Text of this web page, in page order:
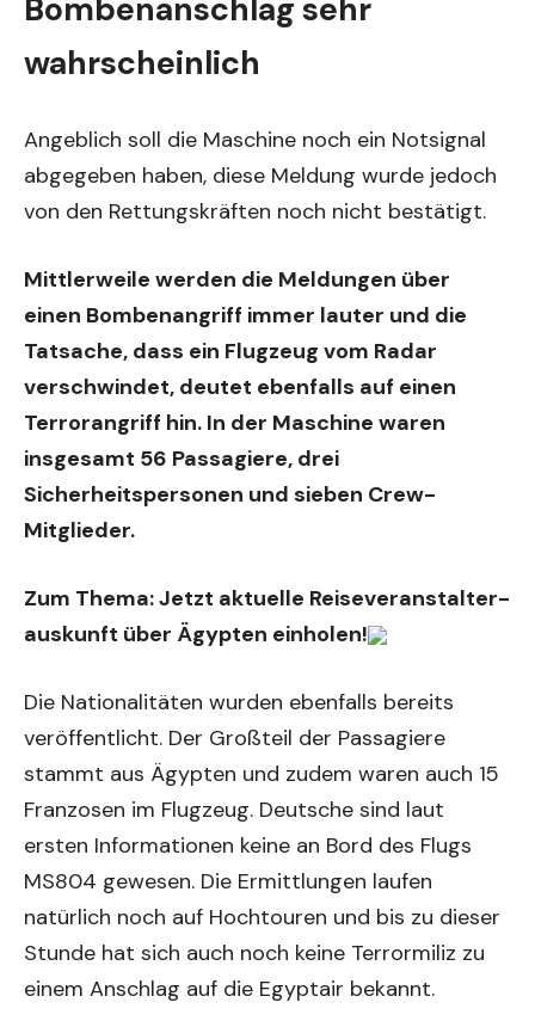
Bombenanschlag sehr
wahrscheinlich
Angeblich soll die Maschine noch ein Notsignal
abgegeben haben, diese Meldung wurde jedoch
von den Rettungskräften noch nicht bestätigt.
Mittlerweile werden die Meldungen über
einen Bombenangriff immer lauter und die
Tatsache, dass ein Flugzeug vom Radar
verschwindet, deutet ebenfalls auf einen
Terrorangriff hin. In der Maschine waren
insgesamt 56 Passagiere, drei
Sicherheitspersonen und sieben Crew-
Mitglieder.
Zum Thema:Jetzt aktuelle Reiseveranstalter-
auskunft über Ägypten einholen!
Die Nationalitäten wurden ebenfalls bereits
veröffentlicht. Der Großteil der Passagiere
stammt aus Ägypten und zudem waren auch 15
Franzosen im Flugzeug. Deutsche sind laut
ersten Informationen keine an Bord des Flugs
MS804 gewesen. Die Ermittlungen laufen
natürlich noch auf Hochtouren und bis zu dieser
Stunde hat sich auch noch keine Terrormiliz zu
einem Anschlag auf die Egyptair bekannt.